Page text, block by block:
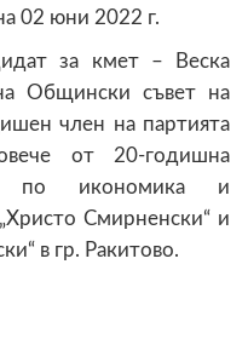
02 юни 2022 г.
за кмет – Веска
Общински съвет на
член на партията
от 20-годишна
по икономика и
Смирненски“ и
в гр. Ракитово.